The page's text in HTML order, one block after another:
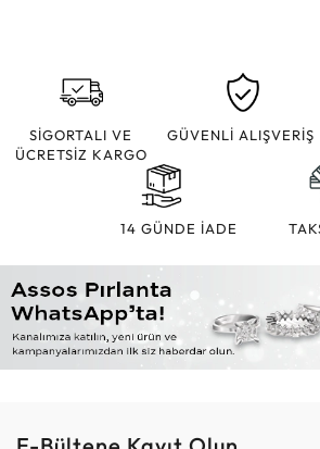
SİGORTALI VE
ÜCRETSİZ KARGO
GÜVENLİ ALIŞVERİŞ
14 GÜNDE İADE